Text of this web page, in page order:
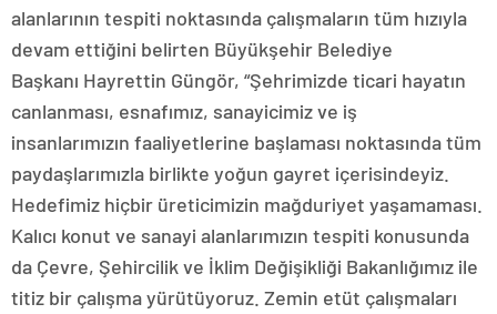
alanlarının tespiti noktasında çalışmaların tüm hızıyla
devam ettiğini belirten Büyükşehir Belediye
Başkanı Hayrettin Güngör, “Şehrimizde ticari hayatın
canlanması, esnafımız, sanayicimiz ve iş
insanlarımızın faaliyetlerine başlaması noktasında tüm
paydaşlarımızla birlikte yoğun gayret içerisindeyiz.
Hedefimiz hiçbir üreticimizin mağduriyet yaşamaması.
Kalıcı konut ve sanayi alanlarımızın tespiti konusunda
da Çevre, Şehircilik ve İklim Değişikliği Bakanlığımız ile
titiz bir çalışma yürütüyoruz. Zemin etüt çalışmaları